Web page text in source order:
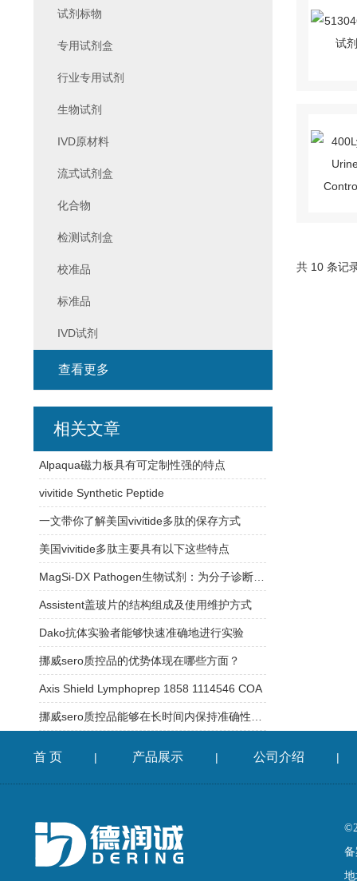
共 10 条记
试剂标物
专用试剂盒
行业专用试剂
生物试剂
IVD原材料
流式试剂盒
化合物
检测试剂盒
校准品
标准品
IVD试剂
查看更多
相关文章
Alpaqua磁力板具有可定制性强的特点
vivitide Synthetic Peptide
一文带你了解美国vivitide多肽的保存方式
美国vivitide多肽主要具有以下这些特点
Assistent盖玻片的结构组成及使用维护方式
Dako抗体实验者能够快速准确地进行实验
挪威sero质控品的优势体现在哪些方面？
Axis Shield Lymphoprep 1858 1114546 COA
首 页 | 产品展示 | 公司介绍 |
备